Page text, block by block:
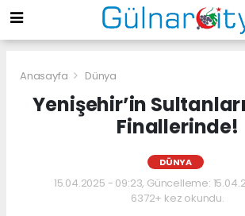
Anasayfa Dünya
Yenişehir’in
Finallerinde!
DÜNYA
15.04.2025 - 09:23, Güncelleme:
6372+ kez okundu.